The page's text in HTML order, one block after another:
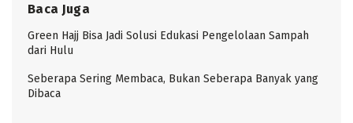
Baca Juga
Green Hajj Bisa Jadi Solusi Edukasi Pengelolaan Sampah
dari Hulu
Seberapa Sering Membaca, Bukan Seberapa Banyak yang
Dibaca